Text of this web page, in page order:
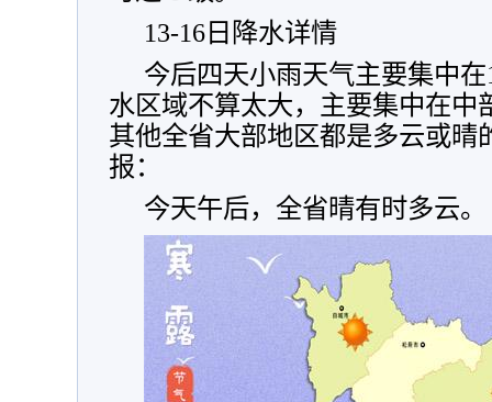
13-16日降水详情
今后四天小雨天气主要集中
水区域不算太大，主要集中在中
其他全省大部地区都是多云或晴
报：
今天午后，全省晴有时多云。